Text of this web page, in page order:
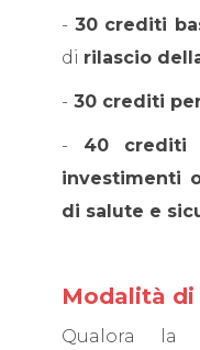
- 30 crediti
di rilascio
- 30 crediti
- 40 crediti
investimenti
di salute e
Modalità
Qualora la